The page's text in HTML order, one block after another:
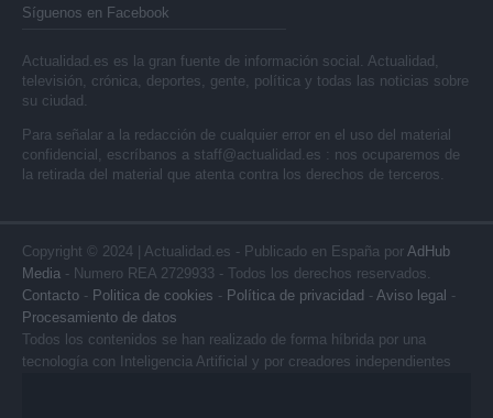
Síguenos en Facebook
Actualidad.es es la gran fuente de información social. Actualidad,
televisión, crónica, deportes, gente, política y todas las noticias sobre
su ciudad.
Para señalar a la redacción de cualquier error en el uso del material
confidencial, escríbanos a staff@actualidad.es : nos ocuparemos de
la retirada del material que atenta contra los derechos de terceros.
Copyright © 2024 | Actualidad.es - Publicado en España por AdHub
Media - Numero REA 2729933 - Todos los derechos reservados.
Contacto - Politica de cookies - Política de privacidad - Aviso legal -
Procesamiento de datos
Todos los contenidos se han realizado de forma híbrida por una
tecnología con Inteligencia Artificial y por creadores independientes